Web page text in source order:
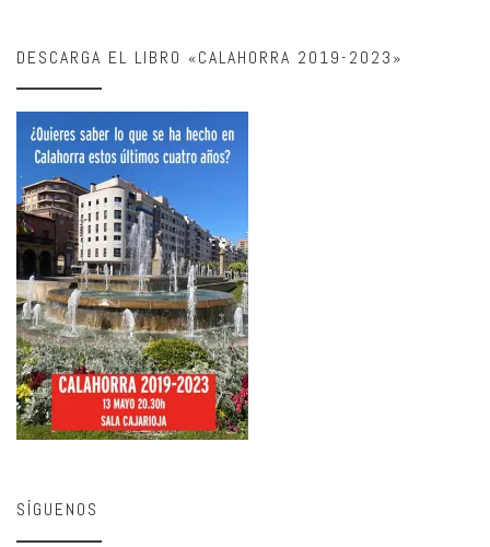
DESCARGA EL LIBRO «CALAHORRA 2019-2023»
SÍGUENOS